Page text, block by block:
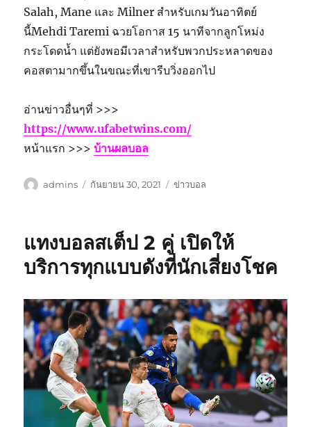
Salah, Mane และ Milner สำหรับเกมวันอาทิตย์
นี้Mehdi Taremi ฉวยโอกาส 15 นาทีจากลูกโหม่ง
กระโดดน้ำ แต่ยังพอมีเวลาสำหรับพวกประหลาดของ
คอสตามากขึ้นในขณะที่เขารีบวิ่งออกไป
อ่านข่าวอื่นๆที่ >>>
https://www.ufabetwins.com/
หน้าแรก >>>บ้านผลบอล
ผู้
admins
เขียน
กันยายน 30, 2021
หมวด
ข่าวบอล
แทงบอลสเต็ป 2 คู่ เปิดให้
บริการทุกแบบดังที่นักเสี่ยงโชค